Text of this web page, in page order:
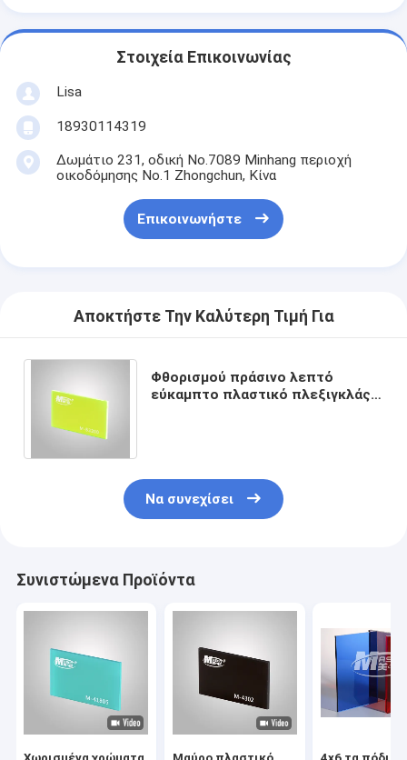
Στοιχεία Επικοινωνίας
Lisa
18930114319
Δωμάτιο 231, οδική No.7089 Minhang περιοχή
οικοδόμησης No.1 Zhongchun, Κίνα
Επικοινωνήστε
Αποκτήστε Την Καλύτερη Τιμή Για
Φθορισμού πράσινο λεπτό
εύκαμπτο πλαστικό πλεξιγκλάς
Να συνεχίσει
Συνιστώμενα Προϊόντα